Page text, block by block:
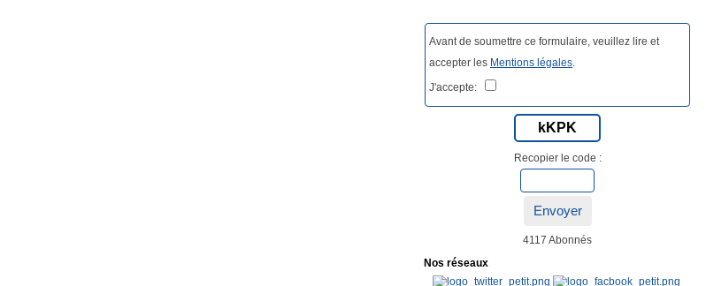
Avant de soumettre ce formulaire, veuillez lire et
accepter les Mentions légales
J'accepte:
kKPK
Recopier le code :
Envoyer
4117 Abonnés
Nos réseaux